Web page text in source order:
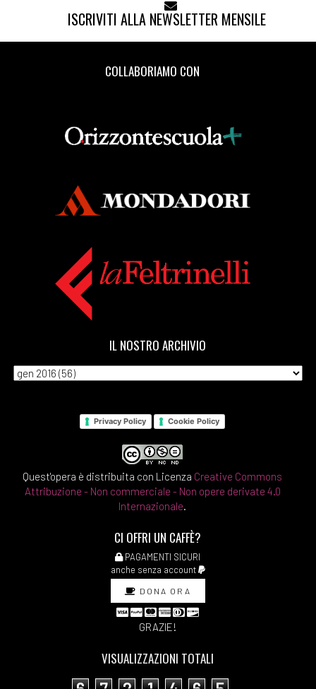
ISCRIVITI ALLA NEWSLETTER MENSILE
COLLABORIAMO CON
IL NOSTRO ARCHIVIO
Privacy Policy Cookie Policy
Quest'opera è distribuita con Licenza Creative Commons
Attribuzione - Non commerciale - Non opere derivate 4.0
Internazionale.
CI OFFRI UN CAFFÈ?
PAGAMENTI SICURI
anche senza account
DONA ORA
GRAZIE!
VISUALIZZAZIONI TOTALI